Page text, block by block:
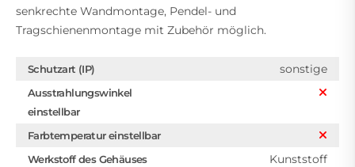
senkrechte Wandmontage, Pendel- und
Tragschienenmontage mit Zubehör möglich.
Schutzart (IP) sonstige
Ausstrahlungswinkel
einstellbar
Farbtemperatur einstellbar
Werkstoff des Gehäuses
Kunststoff